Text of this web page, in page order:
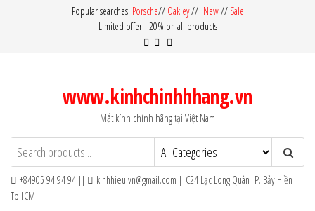
Popular searches: Porsche// Oakley// New// Sale
Limited offer: -20% on all products
www.kinhchinhhhang.vn
Mắt kính chính hãng tại Việt Nam
+84905 94 94 94 ||
kinhhieu.vn@gmail.com ||C24 Lạc Long Quân P. Bảy Hiền
TpHCM